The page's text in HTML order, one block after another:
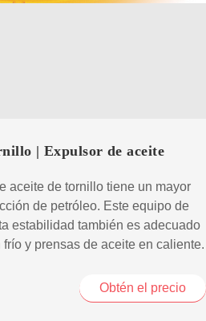
| Expulsor de aceite
aceite de tornillo tiene un mayor
de petróleo. Este equipo de
estabilidad también es adecuado
y prensas de aceite en caliente.
Obtén el precio